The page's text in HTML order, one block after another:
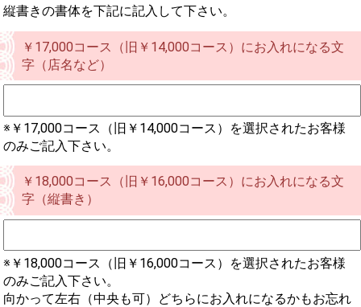
縦書きの書体を下記に記入して下さい。
￥17,000コース（旧￥14,000コース）にお入れになる文
字（店名など）
※￥17,000コース（旧￥14,000コース）を選択されたお客様
のみご記入下さい。
￥18,000コース（旧￥16,000コース）にお入れになる文
字（縦書き）
※￥18,000コース（旧￥16,000コース）を選択されたお客様
のみご記入下さい。
向かって左右（中央も可）どちらにお入れになるかもお忘れ